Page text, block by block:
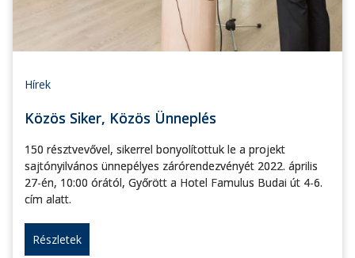
Hírek
Közös Siker, Közös Ünneplés
150 résztvevővel, sikerrel bonyolítottuk le a projekt
sajtónyilvános ünnepélyes zárórendezvényét 2022. április
27-én, 10:00 órától, Győrött a Hotel Famulus Budai út 4-6.
cím alatt.
Részletek